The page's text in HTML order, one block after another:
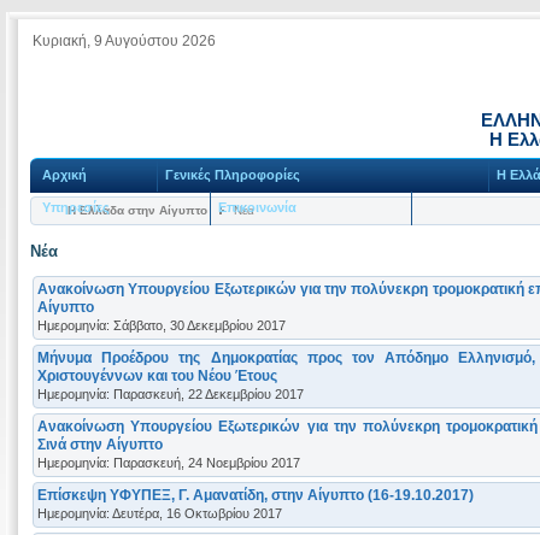
Κυριακή, 9 Αυγούστου 2026
Η
Αρχική Γενικές Πληροφορίες Η
Υπηρεσίες Επικοινωνία
Η Ελλάδα στην Αίγυπτο Νέα
Νέα
Ανακοίνωση Υπουργείου Εξωτερικών για την πολύνεκρη τρομοκρατική
Αίγυπτο
Ημερομηνία: Σάββατο, 30 Δεκεμβρίου 2017
Μήνυμα Προέδρου της Δημοκρατίας προς τον Απόδημο
Χριστουγέννων και του Νέου Έτους
Ημερομηνία: Παρασκευή, 22 Δεκεμβρίου 2017
Ανακοίνωση Υπουργείου Εξωτερικών για την πολύνεκρη
Σινά στην Αίγυπτο
Ημερομηνία: Παρασκευή, 24 Νοεμβρίου 2017
Επίσκεψη ΥΦΥΠΕΞ, Γ. Αμανατίδη, στην Αίγυπτο (16-19.10.2017)
Ημερομηνία: Δευτέρα, 16 Οκτωβρίου 2017